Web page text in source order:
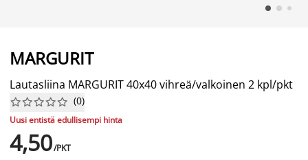
MARGURIT
Lautasliina MARGURIT 40x40 vihreä/valkoinen 2 kpl/pkt





 (0)
Uusi entistä edullisempi hinta
4,50/PKT